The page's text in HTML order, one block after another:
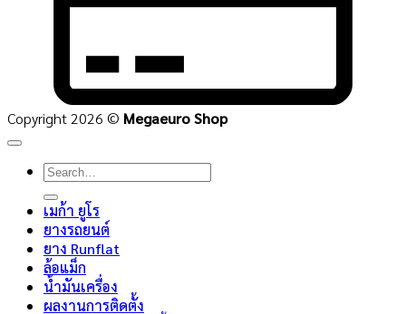
Copyright 2026 © Megaeuro Shop
Search
for:
เมก้า ยูโร
ยางรถยนต์
ยาง Runflat
ล้อแม็ก
น้ำมันเครื่อง
ผลงานการติดตั้ง